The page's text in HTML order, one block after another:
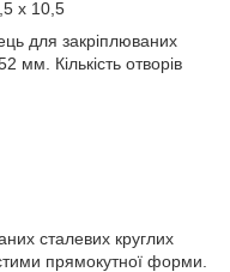
х 10,5
для закріплюваних
мм. Кількість отворів
сталевих круглих
прямокутної форми.